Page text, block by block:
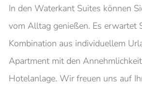
In den Waterkant Suites können
vom Alltag genießen. Es erwartet
Kombination aus individuellem
Apartment mit den
Hotelanlage. Wir freuen uns auf